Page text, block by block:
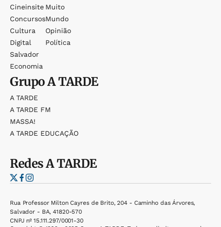
Cineinsite
Concursos
Cultura
Digital
Salvador
Economia
Muito
Mundo
Opinião
Política
GrupoA TARDE
A TARDE
A TARDE FM
MASSA!
A TARDE EDUCAÇÃO
RedesA TARDE
Rua Professor Milton Cayres de Brito, 204 - Caminho das Árvores,
Salvador - BA, 41820-570
CNPJ nº 15.111.297/0001-30